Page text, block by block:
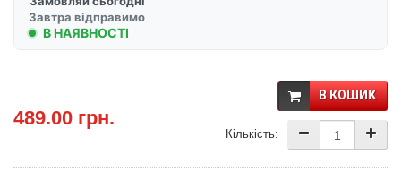
Завтра відправимо
В НАЯВНОСТІ
489.00 грн.
В КОШИК
Кількість: